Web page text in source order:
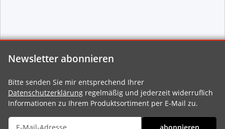
Newsletter abonnieren
Bitte senden Sie mir entsprechend Ihrer
Datenschutzerklärung regelmäßig und jederzeit widerruflich
Informationen zu Ihrem Produktsortiment per E-Mail zu.